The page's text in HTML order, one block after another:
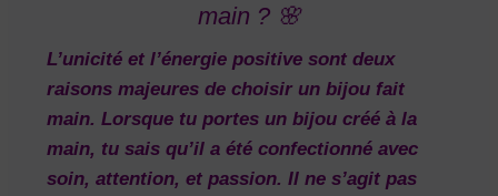
main ? 🌸
L’unicité et l’énergie positive sont deux
raisons majeures de choisir un bijou fait
main. Lorsque tu portes un bijou créé à la
main, tu sais qu’il a été confectionné avec
soin, attention, et passion. Il ne s’agit pas